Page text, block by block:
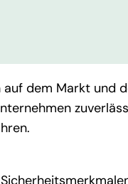
dem Markt und